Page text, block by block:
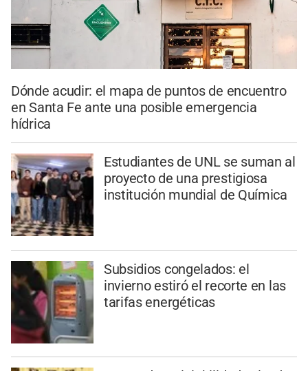
Dónde acudir: el mapa de puntos de encuentro
en Santa Fe ante una posible emergencia
hídrica
Estudiantes de UNL se suman al
proyecto de una prestigiosa
institución mundial de Química
Subsidios congelados: el
invierno estiró el recorte en las
tarifas energéticas